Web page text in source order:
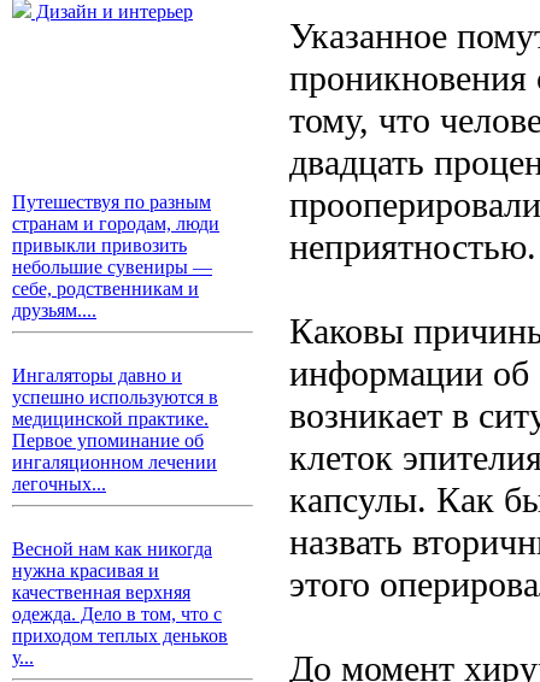
Дизайн и интерьер
Путешествуя по разным
странам и городам, люди
привыкли привозить
небольшие сувениры —
себе, родственникам и
друзьям....
Ингаляторы давно и
успешно используются в
медицинской практике.
Первое упоминание об
ингаляционном лечении
легочных...
Весной нам как никогда
нужна красивая и
качественная верхняя
одежда. Дело в том, что с
приходом теплых деньков
у...
Указанное
проникновения
тому, что
двадцать
неприятностью.
Каковы
информации об
возникает в
клеток
капсулы. Как
назвать
этого
До момент